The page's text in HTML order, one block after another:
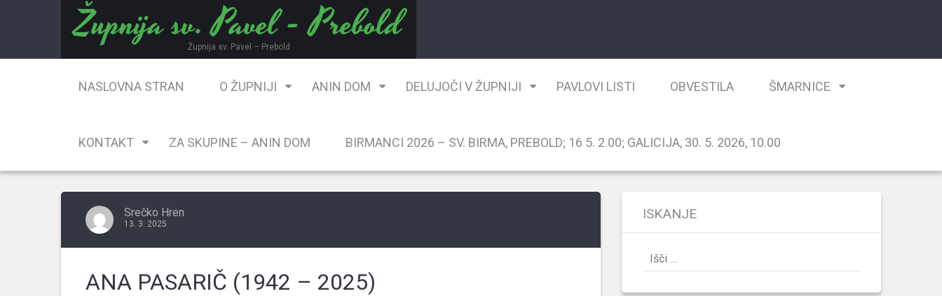
Župnija sv. Pavel - Prebold
Župnija sv. Pavel – Prebold
NASLOVNA STRAN O ŽUPNIJI ANIN DOM DELUJOČI V ŽUPNIJI PAVLOVI LISTI OBVESTILA ŠMARNICE
KONTAKT ZA SKUPINE – ANIN DOM BIRMANCI 2026 – SV. BIRMA, PREBOLD; 16 5. 2.00; GALICIJA, 30. 5. 2026, 10.00
Srečko Hren
13. 3. 2025
ANA PASARIČ (1942 – 2025)
ISKANJE
Išči: